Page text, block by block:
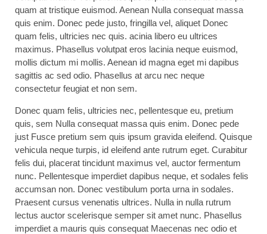
quam at tristique euismod. Aenean Nulla consequat massa
quis enim. Donec pede justo, fringilla vel, aliquet Donec
quam felis, ultricies nec quis. acinia libero eu ultrices
maximus. Phasellus volutpat eros lacinia neque euismod,
mollis dictum mi mollis. Aenean id magna eget mi dapibus
sagittis ac sed odio. Phasellus at arcu nec neque
consectetur feugiat et non sem.
Donec quam felis, ultricies nec, pellentesque eu, pretium
quis, sem Nulla consequat massa quis enim. Donec pede
just Fusce pretium sem quis ipsum gravida eleifend. Quisque
vehicula neque turpis, id eleifend ante rutrum eget. Curabitur
felis dui, placerat tincidunt maximus vel, auctor fermentum
nunc. Pellentesque imperdiet dapibus neque, et sodales felis
accumsan non. Donec vestibulum porta urna in sodales.
Praesent cursus venenatis ultrices. Nulla in nulla rutrum
lectus auctor scelerisque semper sit amet nunc. Phasellus
imperdiet a mauris quis consequat Maecenas nec odio et